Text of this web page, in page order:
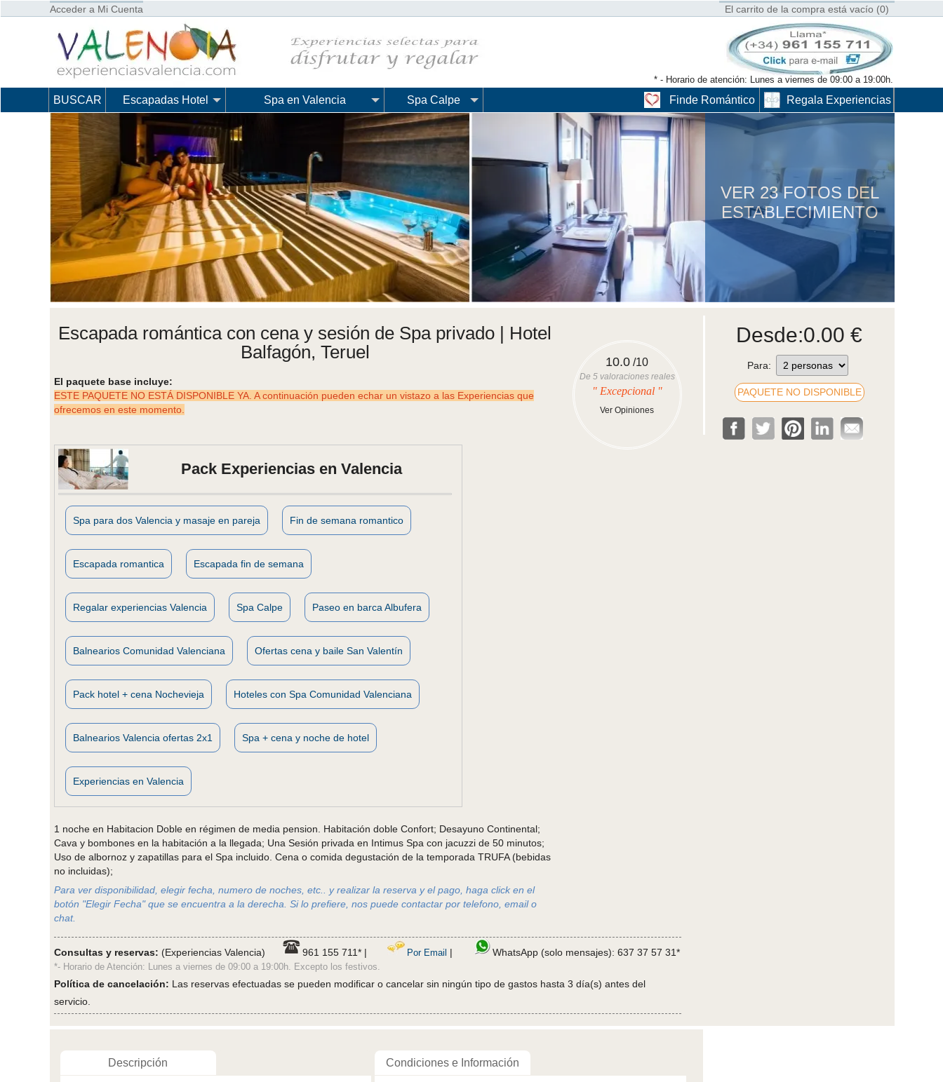
Acceder a Mi Cuenta El carrito de la compra está vacío (0)
* - Horario de atención: Lunes a viernes de 09:00 a 19:00h.
BUSCAR Escapadas Hotel Spa en Valencia Spa Calpe Regala Experiencias
Finde Romántico
VER 23 FOTOS DEL
ESTABLECIMIENTO
Escapada romántica con cena y sesión de Spa privado | Hotel
Balfagón, Teruel
El paquete base incluye:
ESTE PAQUETE NO ESTÁ DISPONIBLE YA. A continuación pueden echar un vistazo a las Experiencias que
ofrecemos en este momento.
Pack Experiencias en Valencia
Spa para dos Valencia y masaje en pareja Fin de semana romantico
Escapada romantica Escapada fin de semana
Regalar experiencias Valencia Spa Calpe Paseo en barca Albufera
Balnearios Comunidad Valenciana Ofertas cena y baile San Valentín
Pack hotel + cena Nochevieja Hoteles con Spa Comunidad Valenciana
Balnearios Valencia ofertas 2x1 Spa + cena y noche de hotel
Experiencias en Valencia
1 noche en Habitacion Doble en régimen de media pension. Habitación doble Confort; Desayuno Continental;
Cava y bombones en la habitación a la llegada; Una Sesión privada en Intimus Spa con jacuzzi de 50 minutos;
Uso de albornoz y zapatillas para el Spa incluido. Cena o comida degustación de la temporada TRUFA (bebidas
no incluidas);
Para ver disponibilidad, elegir fecha, numero de noches, etc.. y realizar la reserva y el pago, haga click en el
botón "Elegir Fecha" que se encuentra a la derecha. Si lo prefiere, nos puede contactar por telefono, email o
chat.
Desde:0.00 €
Para:
PAQUETE NO DISPONIBLE
10.0 /10
De 5valoraciones reales
" Excepcional "
Ver Opiniones
Consultas y reservas: (Experiencias Valencia) 961 155 711* | Por Email | WhatsApp (solo mensajes): 637 37 57 31*
*- Horario de Atención: Lunes a viernes de 09:00 a 19:00h. Excepto los festivos.
Política de cancelación: Las reservas efectuadas se pueden modificar o cancelar sin ningún tipo de gastos hasta 3 día(s) antes del
servicio.
Descripción Condiciones e Información